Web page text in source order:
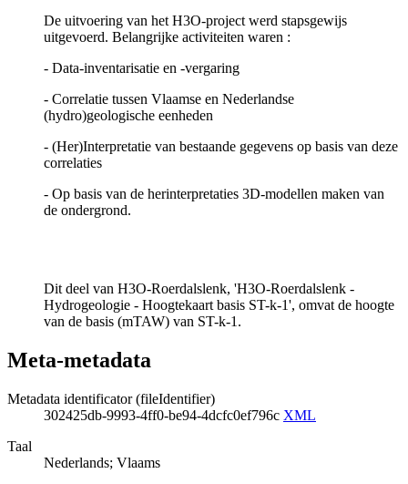
De uitvoering van het H3O-project werd stapsgewijs
uitgevoerd. Belangrijke activiteiten waren :
- Data-inventarisatie en -vergaring
- Correlatie tussen Vlaamse en Nederlandse
(hydro)geologische eenheden
- (Her)Interpretatie van bestaande gegevens op basis van deze
correlaties
- Op basis van de herinterpretaties 3D-modellen maken van
de ondergrond.
Dit deel van H3O-Roerdalslenk, 'H3O-Roerdalslenk -
Hydrogeologie - Hoogtekaart basis ST-k-1', omvat de hoogte
van de basis (mTAW) van ST-k-1.
Meta-metadata
Metadata identificator (fileIdentifier)
302425db-9993-4ff0-be94-4dcfc0ef796c XML
Taal
Nederlands; Vlaams